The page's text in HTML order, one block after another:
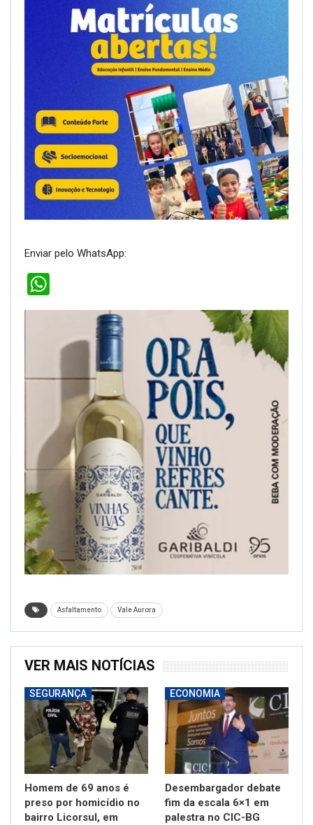
Enviar pelo WhatsApp:
Asfaltamento Vale Aurora
VER MAIS NOTÍCIAS
SEGURANÇA
Homem de 69 anos é
preso por homicídio no
bairro Licorsul, em
ECONOMIA
Desembargador debate
fim da escala 6×1 em
palestra no CIC-BG